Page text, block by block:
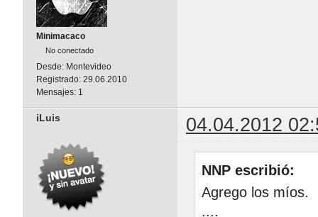
Minimacaco
No conectado
Desde: Montevideo
Registrado: 29.06.2010
Mensajes: 1
iLuis 04.04.2012
NNP escribió:
Agrego los míos.
....